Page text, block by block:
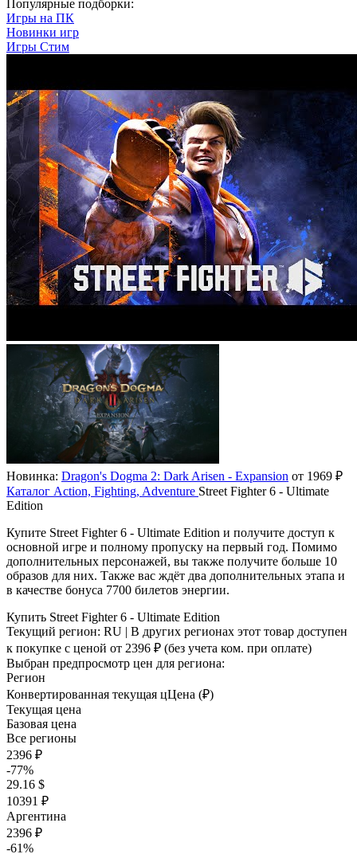
Популярные подборки:
Игры на ПК
Новинки игр
Игры Стим
Новинка: Dragon's Dogma 2: Dark Arisen - Expansion от 1969 ₽
Каталог Action, Fighting, Adventure Street Fighter 6 - Ultimate
Edition
Купите Street Fighter 6 - Ultimate Edition и получите доступ к
основной игре и полному пропуску на первый год. Помимо
дополнительных персонажей, вы также получите больше 10
образов для них. Также вас ждёт два дополнительных этапа и
в качестве бонуса 7700 билетов энергии.
Купить Street Fighter 6 - Ultimate Edition
Текущий регион: RU | В других регионах этот товар доступен
к покупке с ценой от 2396 ₽ (без учета ком. при оплате)
Выбран предпросмотр цен для региона:
Регион
Конвертированная текущая цЦена (₽)
Текущая цена
Базовая цена
Все регионы
2396 ₽
-77%
29.16 $
10391 ₽
Аргентина
2396 ₽
-61%